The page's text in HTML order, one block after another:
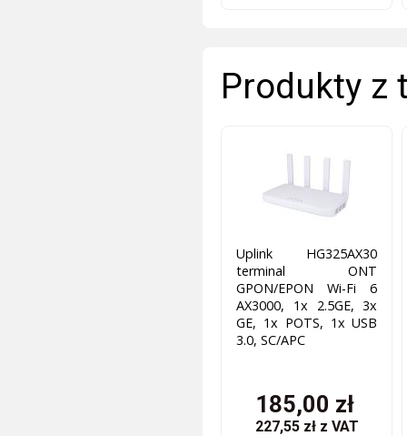
Produkty z
Uplink HG325AX30
terminal ONT
GPON/EPON Wi-Fi 6
AX3000, 1x 2.5GE, 3x
GE, 1x POTS, 1x USB
3.0, SC/APC
185,00 zł
227,55 zł z VAT